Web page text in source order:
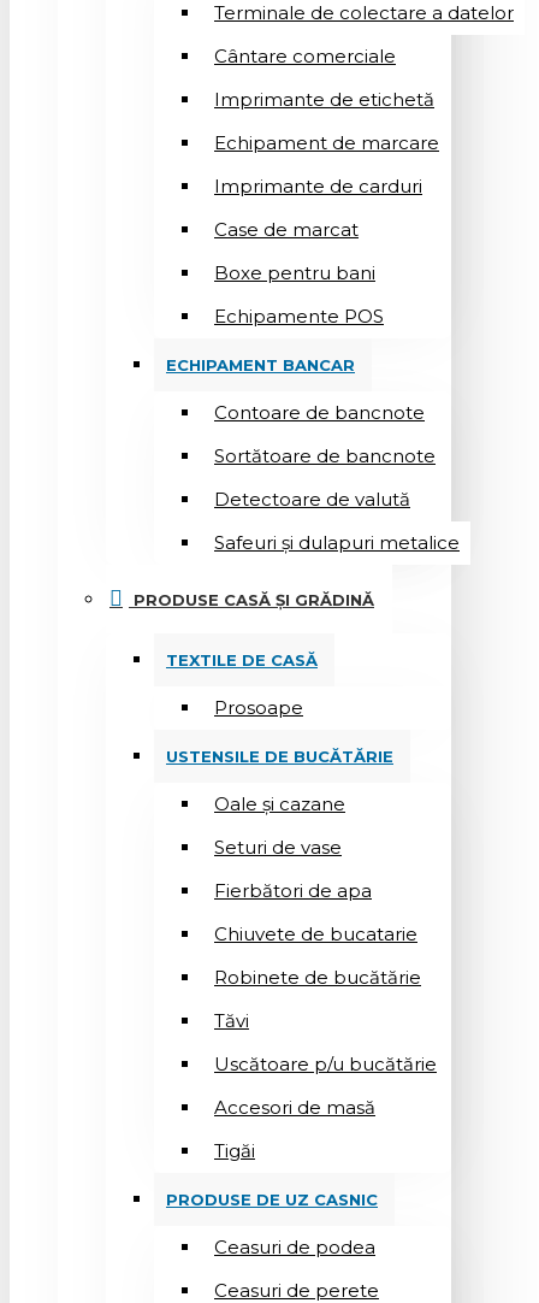
Terminale de colectare a datelor
Cântare comerciale
Imprimante de etichetă
Echipament de marcare
Imprimante de carduri
Case de marcat
Boxe pentru bani
Echipamente POS
ECHIPAMENT BANCAR
Contoare de bancnote
Sortătoare de bancnote
Detectoare de valută
Safeuri și dulapuri metalice
PRODUSE CASĂ ȘI GRĂDINĂ
TEXTILE DE CASĂ
Prosoape
USTENSILE DE BUCĂTĂRIE
Oale și cazane
Seturi de vase
Fierbători de apa
Chiuvete de bucatarie
Robinete de bucătărie
Tăvi
Uscătoare p/u bucătărie
Accesori de masă
Tigăi
PRODUSE DE UZ CASNIC
Ceasuri de podea
Ceasuri de perete